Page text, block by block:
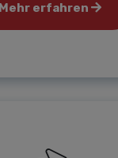
Mehr erfahren